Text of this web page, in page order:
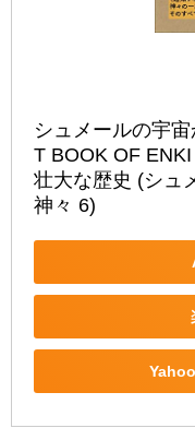
シュメールの宇
T BOOK OF
壮大な歴史 (シュ
神々 6)